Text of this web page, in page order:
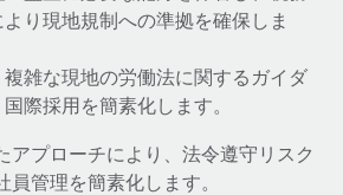
例、ビジネスを守る方法
に魅力的な標的です。多額の資金がシステ
いるためです。このため、自社のビジネス
り現地規制への準拠を確保しま
複雑な現地の労働法に関するガイダ
際採用を簡素化します。
アプローチにより、法令遵守リスク
員管理を簡素化します。